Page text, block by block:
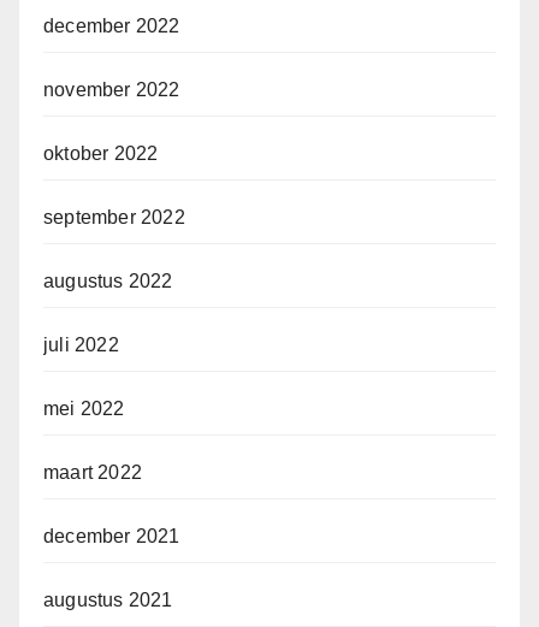
december 2022
november 2022
oktober 2022
september 2022
augustus 2022
juli 2022
mei 2022
maart 2022
december 2021
augustus 2021